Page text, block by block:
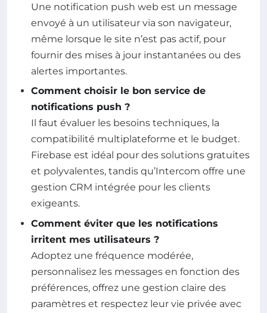
Une notification push web est un message
envoyé à un utilisateur via son navigateur,
même lorsque le site n’est pas actif, pour
fournir des mises à jour instantanées ou des
alertes importantes.
Comment choisir le bon service de
notifications push ?
Il faut évaluer les besoins techniques, la
compatibilité multiplateforme et le budget.
Firebase est idéal pour des solutions gratuites
et polyvalentes, tandis qu’Intercom offre une
gestion CRM intégrée pour les clients
exigeants.
Comment éviter que les notifications
irritent mes utilisateurs ?
Adoptez une fréquence modérée,
personnalisez les messages en fonction des
préférences, offrez une gestion claire des
paramètres et respectez leur vie privée avec